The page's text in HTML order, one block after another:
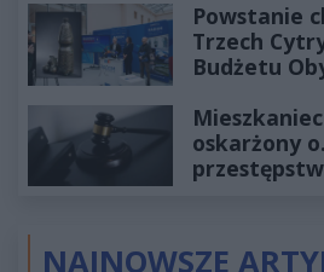
Powstanie
Trzech
Budżetu
oskarżony
NAJNOWSZE